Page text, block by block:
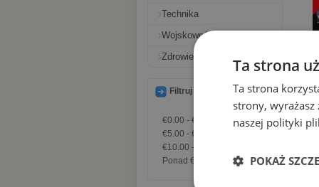
Technika
Wojskowość i wojny
Zdrowie i uroda
Filtruj według ceny
€0.00 - €5.00
€5.00 - €10.00
€10.00 -
Ponad €20.00
Ta strona
Ta strona
strony, wyrażasz
naszej polityki
POKAŻ